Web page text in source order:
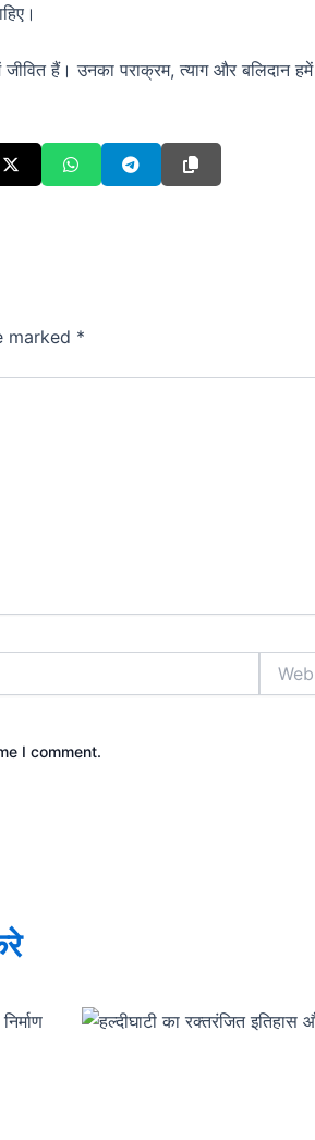
हैं। उनका पराक्रम, त्याग और बलिदान
marked *
I comment.